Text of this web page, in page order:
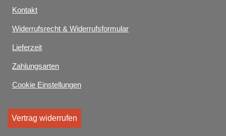
Kontakt
Widerrufsrecht & Widerrufsformular
Lieferzeit
Zahlungsarten
Cookie Einstellungen
Vertrag widerrufen